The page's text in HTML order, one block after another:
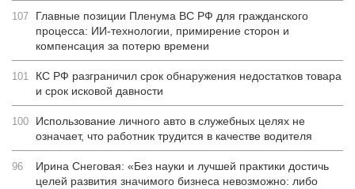
107
Главные позиции Пленума ВС РФ для гражданского
процесса: ИИ-технологии, примирение сторон и
компенсация за потерю времени
101
КС РФ разграничил срок обнаружения недостатков товара
и срок исковой давности
100
Использование личного авто в служебных целях не
означает, что работник трудится в качестве водителя
96
Ирина Снеговая: «Без науки и лучшей практики достичь
целей развития значимого бизнеса невозможно: либо